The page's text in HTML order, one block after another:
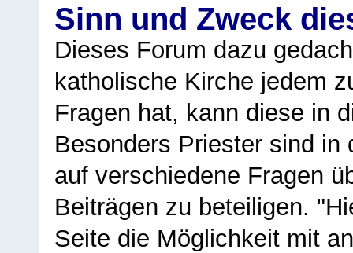
Sinn und Zweck
Dieses Forum dazu
katholische Kirche jedem
Fragen hat, kann diese in
Besonders Priester sind in
auf verschiedene Fragen
Beiträgen zu beteiligen.
Seite die Möglichkeit mit